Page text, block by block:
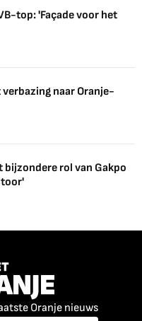
top: 'Façade voor het
naar Oranje-
rol van Gakpo
Oranje nieuws